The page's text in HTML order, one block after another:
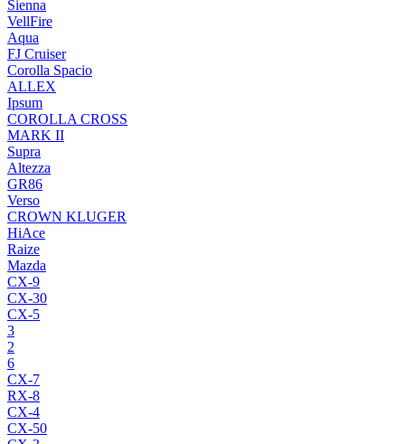
Sienna
VellFire
Aqua
FJ Cruiser
Corolla Spacio
ALLEX
Ipsum
COROLLA CROSS
MARK II
Supra
Altezza
GR86
Verso
CROWN KLUGER
HiAce
Raize
Mazda
CX-9
CX-30
CX-5
3
2
6
CX-7
RX-8
CX-4
CX-50